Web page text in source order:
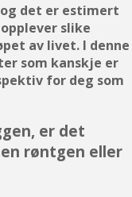
det er estimert
slike
av livet. I denne
som kanskje er
for deg som
er det
røntgen eller